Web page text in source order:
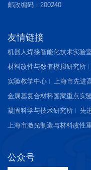
邮政编码：200240
友情链接
机器人焊接智能化技术实验
材料改性与数值模拟研究所
实验教学中心
上海市先进
金属基复合材料国家重点实
凝固科学与技术研究所
先
上海市激光制造与材料改性
公众号